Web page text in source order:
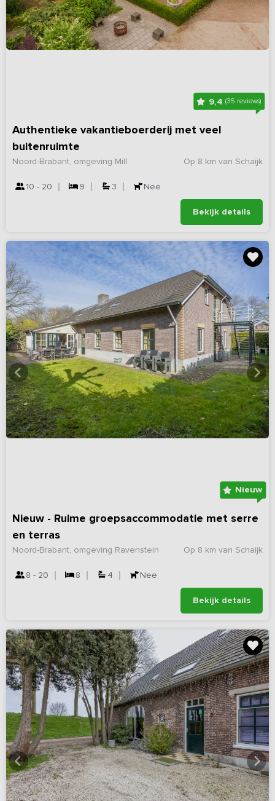
9,4 (35 reviews)
Authentieke vakantieboerderij met veel
buitenruimte
Op 8 km van Schaijk
Noord-Brabant, omgeving Mill
10 - 20 9 3 Nee
Bekijk details
Nieuw
Nieuw - Ruime groepsaccommodatie met serre
en terras
Op 8 km van Schaijk
Noord-Brabant, omgeving Ravenstein
8 - 20 8 4 Nee
Bekijk details